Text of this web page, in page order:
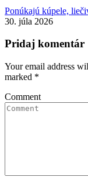
Ponúkajú kúpele,
30. júla 2026
Pridaj komentár
Your email address
marked *
Comment